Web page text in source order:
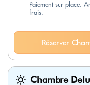
Paiement sur place.
frais.
Réserver
Chambre